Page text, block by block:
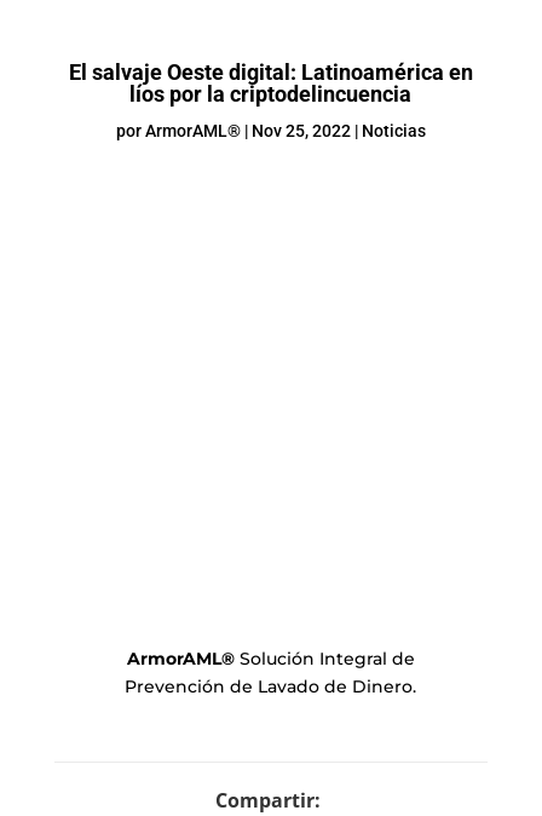
El salvaje Oeste digital: Latinoamérica en
líos por la criptodelincuencia
porArmorAML®| Nov 25, 2022| Noticias
ArmorAML® Solución Integral de
Prevención de Lavado de Dinero.
Compartir: